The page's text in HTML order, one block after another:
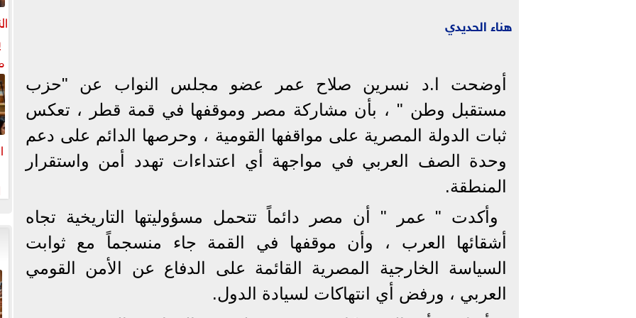
هناء الحديدي
أوضحت ا.د نسرين صلاح عمر عضو مجلس النواب عن "حزب
مستقبل وطن " ، بأن مشاركة مصر وموقفها في قمة قطر ، تعكس
ثبات الدولة المصرية على مواقفها القومية ، وحرصها الدائم على دعم
وحدة الصف العربي في مواجهة أي اعتداءات تهدد أمن واستقرار
المنطقة.
وأكدت " عمر " أن مصر دائماً تتحمل مسؤوليتها التاريخية تجاه
أشقائها العرب ، وأن موقفها في القمة جاء منسجماً مع ثوابت
السياسة الخارجية المصرية القائمة على الدفاع عن الأمن القومي
العربي ، ورفض أي انتهاكات لسيادة الدول.